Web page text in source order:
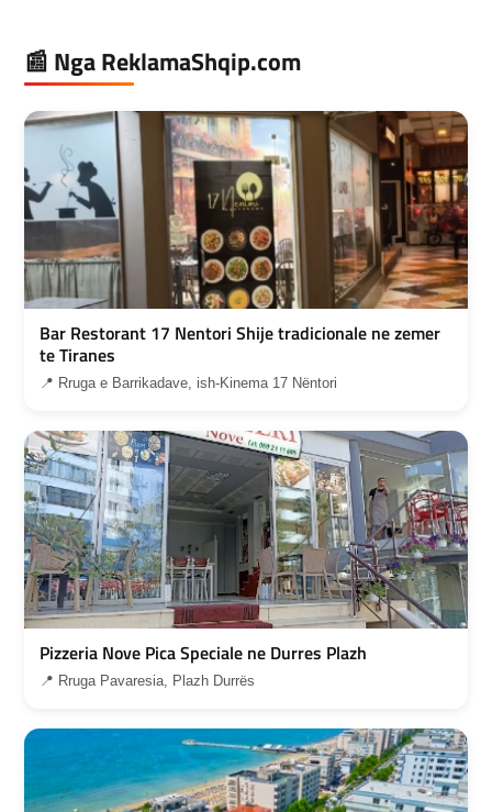
📰 Nga ReklamaShqip.com
Bar Restorant 17 Nentori Shije tradicionale ne zemer
te Tiranes
📍 Rruga e Barrikadave, ish-Kinema 17 Nëntori
Pizzeria Nove Pica Speciale ne Durres Plazh
📍 Rruga Pavaresia, Plazh Durrës